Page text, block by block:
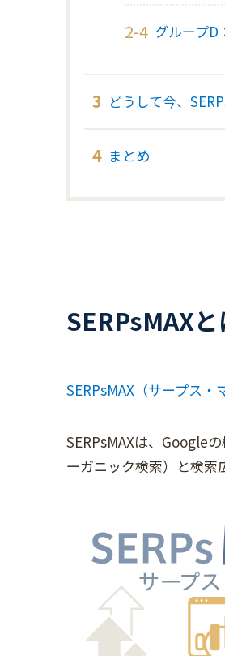
グループD
どうして今、
まとめ
SERPsMAXと
SERPsMAX（サープス・
SERPsMAXは、Google
ーガニック検索）と検索